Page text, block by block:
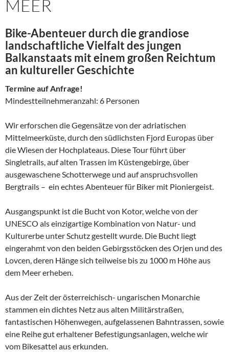
MEER
Bike-Abenteuer durch die grandiose
landschaftliche Vielfalt des jungen
Balkanstaats mit einem großen Reichtum
an kultureller Geschichte
Termine auf Anfrage!
Mindestteilnehmeranzahl: 6 Personen
Wir erforschen die Gegensätze von der adriatischen
Mittelmeerküste, durch den südlichsten Fjord Europas über
die Wiesen der Hochplateaus. Diese Tour führt über
Singletrails, auf alten Trassen im Küstengebirge, über
ausgewaschene Schotterwege und auf anspruchsvollen
Bergtrails – ein echtes Abenteuer für Biker mit Pioniergeist.
Ausgangspunkt ist die Bucht von Kotor, welche von der
UNESCO als einzigartige Kombination von Natur- und
Kulturerbe unter Schutz gestellt wurde. Die Bucht liegt
eingerahmt von den beiden Gebirgsstöcken des Orjen und des
Lovcen, deren Hänge sich teilweise bis zu 1000 m Höhe aus
dem Meer erheben.
Aus der Zeit der österreichisch- ungarischen Monarchie
stammen ein dichtes Netz aus alten Militärstraßen,
fantastischen Höhenwegen, aufgelassenen Bahntrassen, sowie
eine Reihe gut erhaltener Befestigungsanlagen, welche wir
vom Bikesattel aus erkunden.